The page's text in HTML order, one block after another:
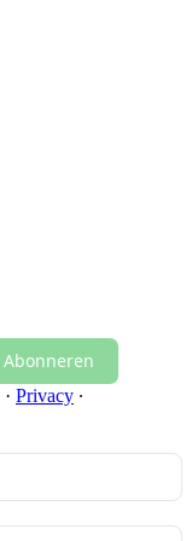
Abonneren
· Privacy ∙